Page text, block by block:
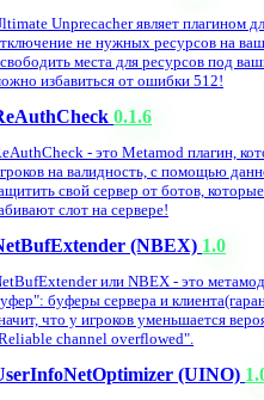
Unprecacher являет плагином
не нужных ресурсов на
места для ресурсов под
избавиться от ошибки 512!
0.1.6
- это Metamod плагин,
на валидность, с помощью
свой сервер от ботов,
слот на сервере!
(NBEX) 1.0
или NBEX - это
буферы сервера и
что у игроков уменьшается
channel overflowed".
(UINO)